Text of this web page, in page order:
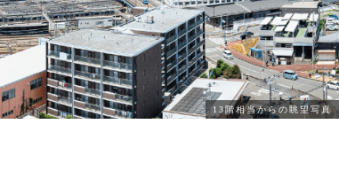
13階相当からの眺望写真